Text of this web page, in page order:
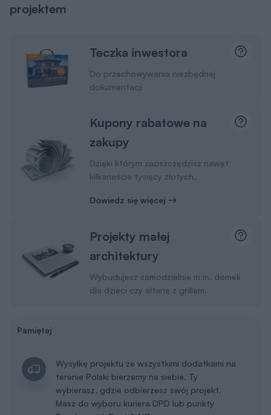
projektem
Teczka inwestora
Do przechowywania niezbędnej
dokumentacji
Kupony rabatowe na
zakupy
Dzięki którym zaoszczędzisz nawet
kilkanaście tysięcy złotych.
Dowiedz się więcej
Projekty małej
architektury
Wybudujesz samodzielnie m.in. domek
dla dzieci czy altanę z grillem.
Pamiętaj
Wysyłkę projektu ze wszystkimi dodatkami na
terenie Polski bierzemy na siebie. Ty
wybierasz, gdzie odbierzesz swój projekt.
Masz do wyboru kuriera DPD lub punkty